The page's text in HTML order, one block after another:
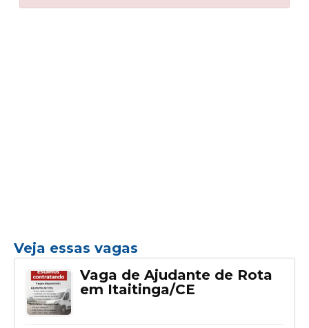
Veja essas vagas
Vaga de Ajudante de Rota
em Itaitinga/CE